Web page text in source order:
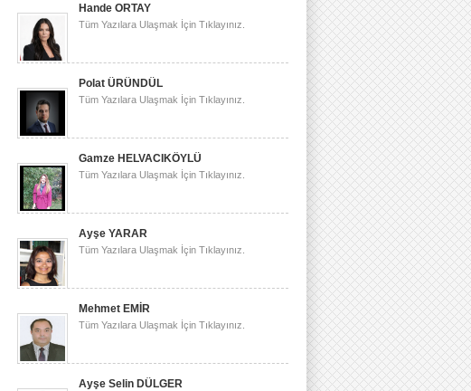
Hande ORTAY
Tüm Yazılara Ulaşmak İçin Tıklayınız.
Polat ÜRÜNDÜL
Tüm Yazılara Ulaşmak İçin Tıklayınız.
Gamze HELVACIKÖYLÜ
Tüm Yazılara Ulaşmak İçin Tıklayınız.
Ayşe YARAR
Tüm Yazılara Ulaşmak İçin Tıklayınız.
Mehmet EMİR
Tüm Yazılara Ulaşmak İçin Tıklayınız.
Ayşe Selin DÜLGER